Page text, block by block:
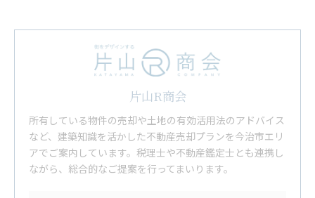
片山R商会
所有している物件の売却や土地の有効活用法のアドバイス
など、建築知識を活かした不動産売却プランを今治市エリ
アでご案内しています。税理士や不動産鑑定士とも連携し
ながら、総合的なご提案を行ってまいります。